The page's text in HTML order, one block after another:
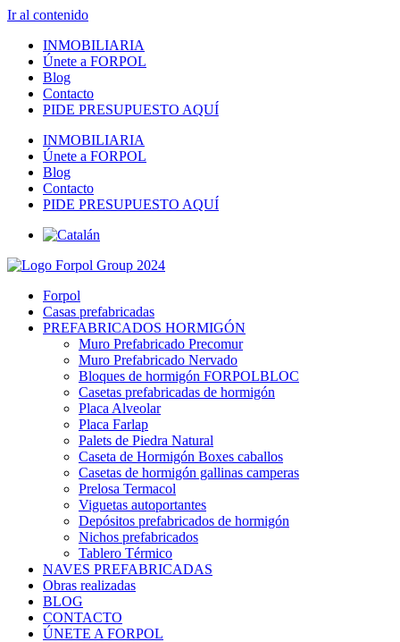
Ir al contenido
INMOBILIARIA
Únete a FORPOL
Blog
Contacto
PIDE PRESUPUESTO AQUÍ
INMOBILIARIA
Únete a FORPOL
Blog
Contacto
PIDE PRESUPUESTO AQUÍ
Forpol
Casas prefabricadas
PREFABRICADOS HORMIGÓN
Muro Prefabricado Precomur
Muro Prefabricado Nervado
Bloques de hormigón FORPOLBLOC
Casetas prefabricadas de hormigón
Placa Alveolar
Placa Farlap
Palets de Piedra Natural
Caseta de Hormigón Boxes caballos
Casetas de hormigón gallinas camperas
Prelosa Termacol
Viguetas autoportantes
Depósitos prefabricados de hormigón
Nichos prefabricados
Tablero Térmico
NAVES PREFABRICADAS
Obras realizadas
BLOG
CONTACTO
ÚNETE A FORPOL